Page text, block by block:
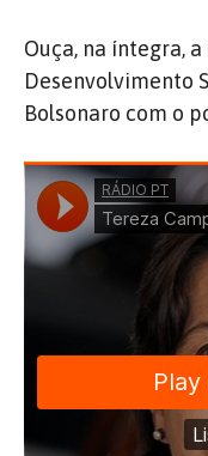
Ouça, na íntegra,
Desenvolvimento
Bolsonaro com o